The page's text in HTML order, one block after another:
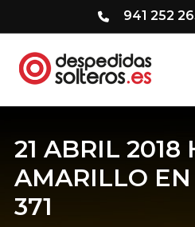
941 252
21 ABRIL 2018
AMARILLO
371